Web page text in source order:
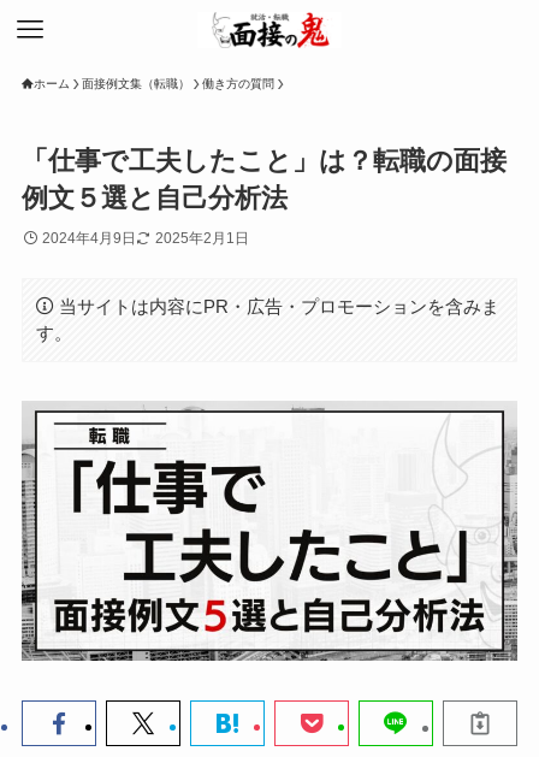
ホーム 面接例文集（転職） 働き方の質問
「仕事で工夫したこと」は？転職の面接
例文５選と自己分析法
2024年4月9日 2025年2月1日
当サイトは内容にPR・広告・プロモーションを含みま
す。